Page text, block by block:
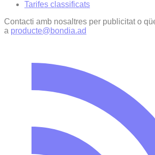
Tarifes classificats
Contacti amb nosaltres per publicitat o
a producte@bondia.ad